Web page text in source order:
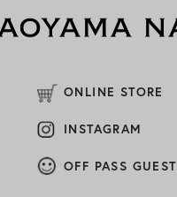
2025年9月 (1)
2025年7月
2025年6月
2025年5月
ONLINE STORE
INSTAGRAM
OFF PASS GUEST